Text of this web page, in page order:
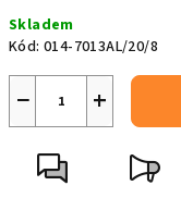
cena:
Skladem
Kód: 014-7013AL/20/8
+
−